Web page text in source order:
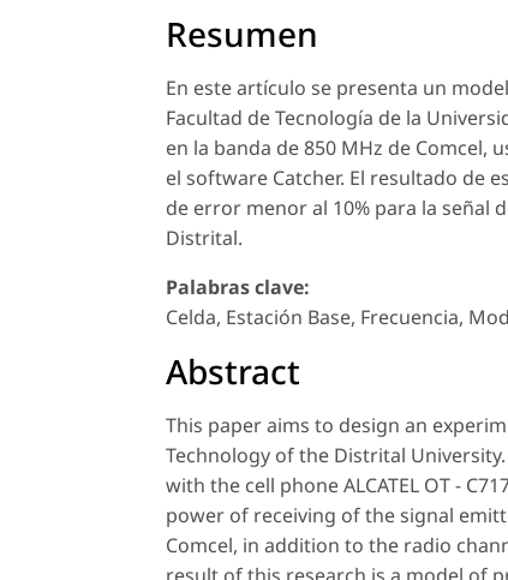
Resumen
En este artículo se presenta un
Facultad de Tecnología de la
en la banda de 850 MHz de Comcel,
el software Catcher. El resultado de
de error menor al 10% para la señal
Distrital.
Palabras clave:
Celda, Estación Base, Frecuencia,
Abstract
This paper aims to design an
Technology of the Distrital
with the cell phone ALCATEL OT -
power of receiving of the signal
Comcel, in addition to the radio